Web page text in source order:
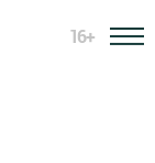
16+